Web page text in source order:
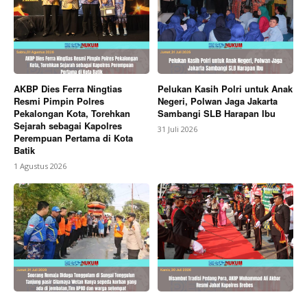
AKBP Dies Ferra Ningtias
Resmi Pimpin Polres
Pekalongan Kota, Torehkan
Sejarah sebagai Kapolres
Perempuan Pertama di Kota
Batik
1 Agustus 2026
Pelukan Kasih Polri untuk Anak
Negeri, Polwan Jaga Jakarta
Sambangi SLB Harapan Ibu
31 Juli 2026